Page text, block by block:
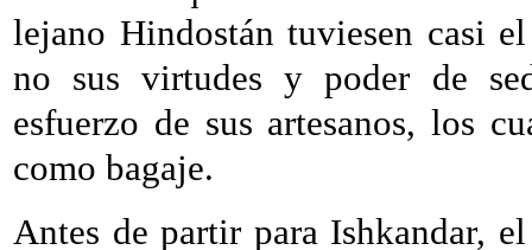
lejano Hindostán tuviesen casi
no sus virtudes y poder de
esfuerzo de sus artesanos, los
como bagaje.
Antes de partir para Ishkandar,